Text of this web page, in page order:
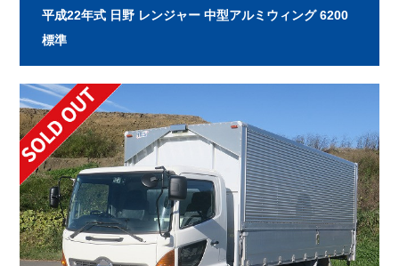
平成22年式 日野 レンジャー 中型アルミウィング 6200
標準